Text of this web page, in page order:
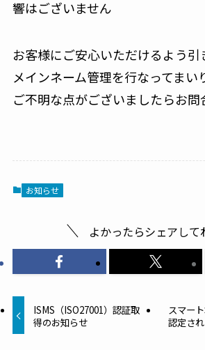
響はございません
お客様にご安心いただけるよう引
メインネーム管理を行なってまい
ご不明な点がございましたらお問
お知らせ
よかったらシェアして
ISMS（ISO27001）認証取
得のお知らせ
スマー
認定され